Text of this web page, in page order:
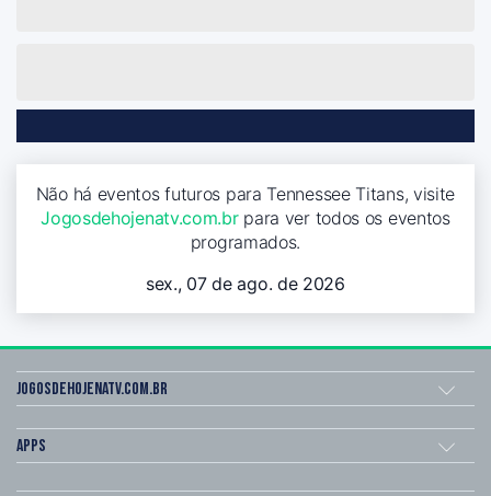
Não há eventos futuros para Tennessee Titans, visite
Jogosdehojenatv.com.brpara ver todos os eventos
programados.
sex., 07 de ago. de 2026
Jogosdehojenatv.com.br
Apps